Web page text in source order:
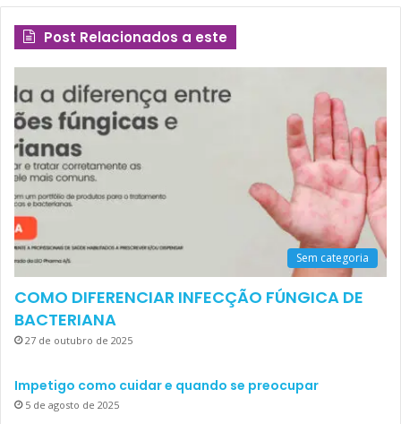
Post Relacionados a este
Sem categoria
COMO DIFERENCIAR INFECÇÃO FÚNGICA DE
BACTERIANA
27 de outubro de 2025
Impetigo como cuidar e quando se preocupar
5 de agosto de 2025